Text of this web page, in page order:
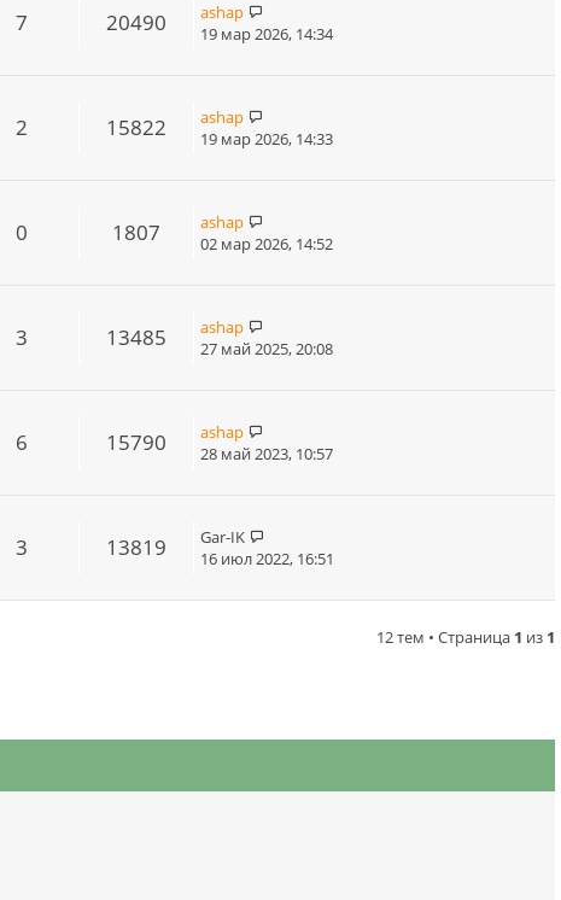
7 20490
ashap
19 мар 2026, 14:34
2 15822
ashap
19 мар 2026, 14:33
0 1807
ashap
02 мар 2026, 14:52
3 13485
ashap
27 май 2025, 20:08
6 15790
ashap
28 май 2023, 10:57
3 13819
Gar-IK
16 июл 2022, 16:51
12 тем • Страница 1 из 1